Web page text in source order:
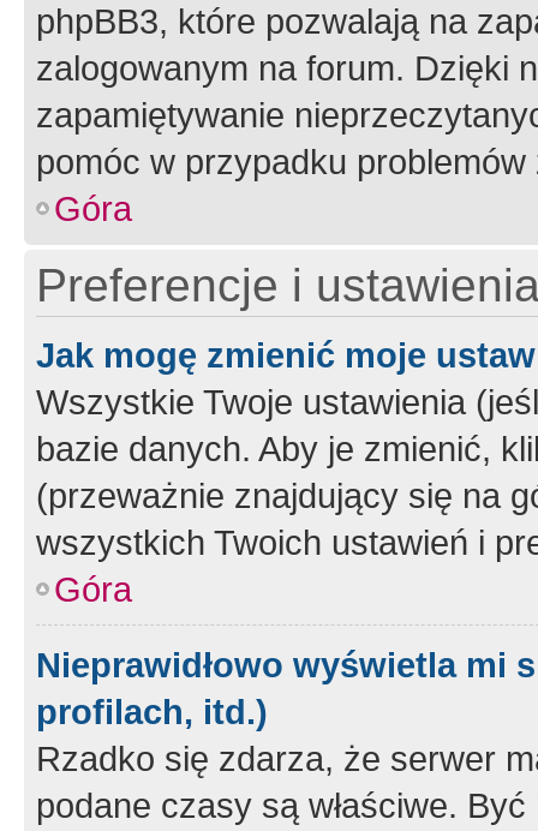
phpBB3, które pozwalają na
zalogowanym na forum. Dzięki
zapamiętywanie
pomóc w przypadku
Góra
Preferencje i
Jak mogę zmienić moje
Wszystkie Twoje ustawienia
bazie danych. Aby je zmienić,
(przeważnie znajdujący się na
wszystkich Twoich ustawień i
Góra
Nieprawidłowo wyświetla mi
profilach, itd.)
Rzadko się zdarza, że serwer
podane czasy są właściwe.